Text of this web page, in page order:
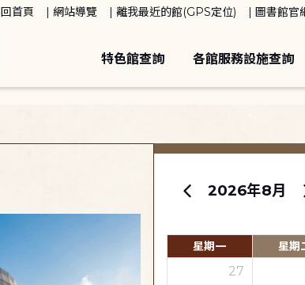
回首頁 網站導覽 離我最近的館(GPS定位) 圖書館官
特色館查詢 各館服務設施查詢
2026年8月
星期一 星期
27